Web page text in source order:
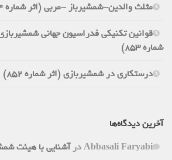
مثلث والدین-شمشیرباز -مربی (اثر شماره 854)
شماره 853)
درستکاری در شمشیربازی (اثر شماره 852)
آخرین دیدگاه‌ها
Abbasali Faryabiدرآشنایی با هیئت